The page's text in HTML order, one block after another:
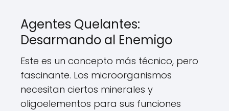
Agentes Quelantes:
Desarmando al Enemigo
Este es un concepto más técnico, pero
fascinante. Los microorganismos
necesitan ciertos minerales y
oligoelementos para sus funciones